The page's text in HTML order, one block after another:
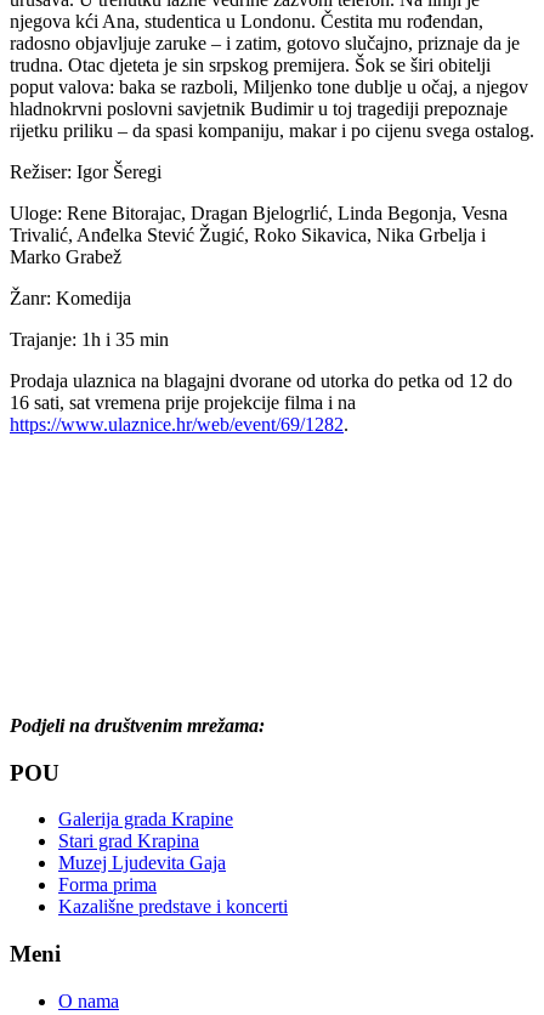
njegova kći Ana, studentica u Londonu. Čestita mu rođendan,
radosno objavljuje zaruke – i zatim, gotovo slučajno, priznaje da je
trudna. Otac djeteta je sin srpskog premijera. Šok se širi obitelji
poput valova: baka se razboli, Miljenko tone dublje u očaj, a njegov
hladnokrvni poslovni savjetnik Budimir u toj tragediji prepoznaje
rijetku priliku – da spasi kompaniju, makar i po cijenu svega ostalog.
Režiser: Igor Šeregi
Uloge: Rene Bitorajac, Dragan Bjelogrlić, Linda Begonja, Vesna
Trivalić, Anđelka Stević Žugić, Roko Sikavica, Nika Grbelja i
Marko Grabež
Žanr: Komedija
Trajanje: 1h i 35 min
Prodaja ulaznica na blagajni dvorane od utorka do petka od 12 do
16 sati, sat vremena prije projekcije filma i na
https://www.ulaznice.hr/web/event/69/1282.
Podjeli na društvenim mrežama:
POU
Galerija grada Krapine
Stari grad Krapina
Muzej Ljudevita Gaja
Forma prima
Kazališne predstave i koncerti
Meni
O nama